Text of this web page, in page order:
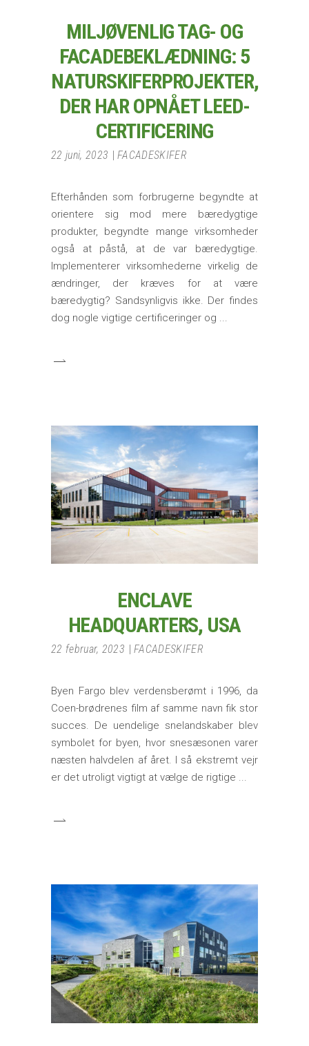
MILJØVENLIG TAG- OG
FACADEBEKLÆDNING: 5
NATURSKIFERPROJEKTER,
DER HAR OPNÅET LEED-
CERTIFICERING
22 juni, 2023 FACADESKIFER
Efterhånden som forbrugerne begyndte at
orientere sig mod mere bæredygtige
produkter, begyndte mange virksomheder
også at påstå, at de var bæredygtige.
Implementerer virksomhederne virkelig de
ændringer, der kræves for at være
bæredygtig? Sandsynligvis ikke. Der findes
dog nogle vigtige certificeringer og
ENCLAVE
HEADQUARTERS, USA
22 februar, 2023 FACADESKIFER
Byen Fargo blev verdensberømt i 1996, da
Coen-brødrenes film af samme navn fik stor
succes. De uendelige snelandskaber blev
symbolet for byen, hvor snesæsonen varer
næsten halvdelen af året. I så ekstremt vejr
er det utroligt vigtigt at vælge de rigtige